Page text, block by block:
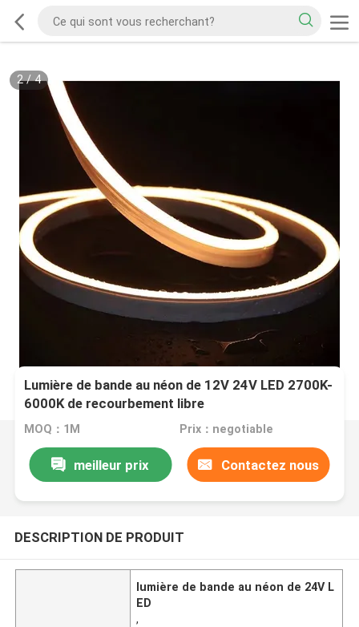
2/4
Lumière de bande au néon de 12V 24V LED 2700K-
6000K de recourbement libre
MOQ：1M Prix：negotiable
meilleur prix Contactez nous
DESCRIPTION DE PRODUIT
lumière de bande au néon de 24V L
ED
,